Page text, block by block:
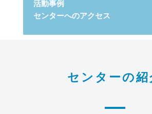
活動事例
センターへのアクセス
センターの紹